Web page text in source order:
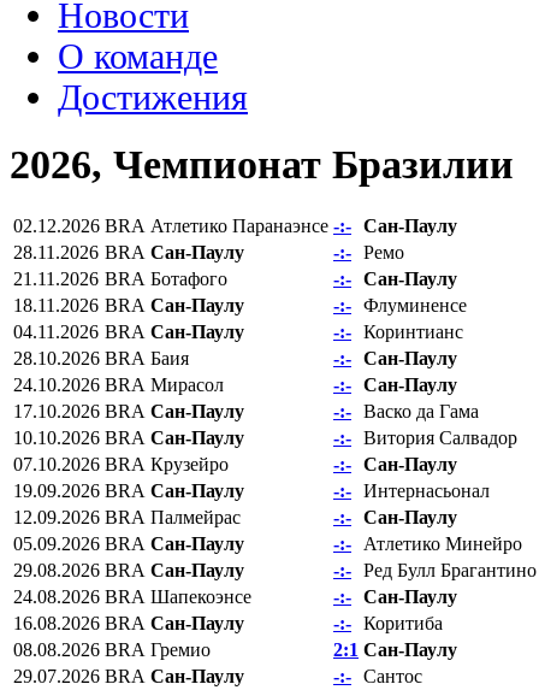
Новости
О команде
Достижения
2026, Чемпионат Бразилии
02.12.2026 BRA Атлетико Паранаэнсе -:- Сан-Паулу
28.11.2026 BRA Сан-Паулу -:- Ремо
21.11.2026 BRA Ботафого -:- Сан-Паулу
18.11.2026 BRA Сан-Паулу -:- Флуминенсе
04.11.2026 BRA Сан-Паулу -:- Коринтианс
28.10.2026 BRA Баия -:- Сан-Паулу
24.10.2026 BRA Мирасол -:- Сан-Паулу
17.10.2026 BRA Сан-Паулу -:- Васко да Гама
10.10.2026 BRA Сан-Паулу -:- Витория Салвадор
07.10.2026 BRA Крузейро -:- Сан-Паулу
19.09.2026 BRA Сан-Паулу -:- Интернасьонал
12.09.2026 BRA Палмейрас -:- Сан-Паулу
05.09.2026 BRA Сан-Паулу -:-
Атлетико Минейро
29.08.2026 BRA Сан-Паулу -:- Ред Булл Брагантино
24.08.2026 BRA Шапекоэнсе -:- Сан-Паулу
16.08.2026 BRA Сан-Паулу -:- Коритиба
08.08.2026 BRA Гремио 2:1 Сан-Паулу
29.07.2026 BRA Сан-Паулу -:- Сантос